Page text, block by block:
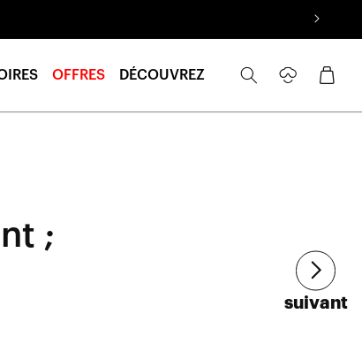
OFFRES DÉCOUVREZ
connecter
Panier
;
Article
suivant